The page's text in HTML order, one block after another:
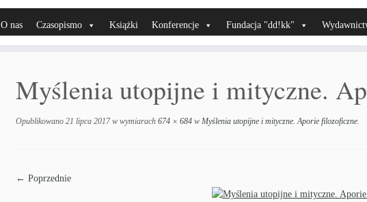
O nas Czasopismo Książki Konferencje Fundacja "dd!kk"
Myślenia utopijne i mityczne.
Opublikowano 21 lipca 2017w wymiarach 674 × 684 w Myślenia utopijne i mityczne. Aporie filozoficzne.
← Poprzednie